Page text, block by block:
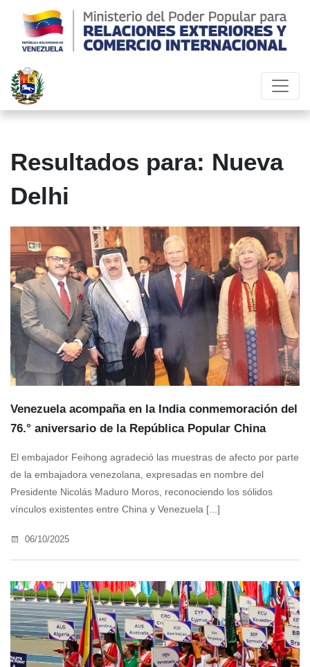
Resultados para: Nueva
Delhi
Venezuela acompaña en la India conmemoración del
76.° aniversario de la República Popular China
El embajador Feihong agradeció las muestras de afecto por parte
de la embajadora venezolana, expresadas en nombre del
Presidente Nicolás Maduro Moros, reconociendo los sólidos
vínculos existentes entre China y Venezuela [...]
06/10/2025